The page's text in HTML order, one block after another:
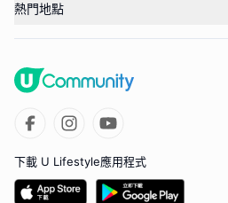
熱門地點
下載 U Lifestyle應用程式